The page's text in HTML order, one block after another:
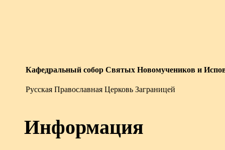
Кафедральный собор Святых Новомучеников и
Русская Православная Церковь Заграницей
Информация